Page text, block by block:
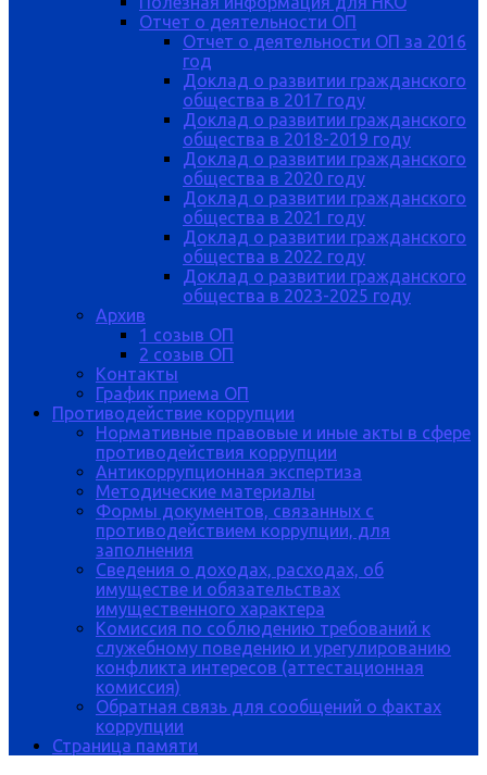
Отчет о деятельности ОП
Отчет о деятельности ОП за 2016
год
Доклад о развитии гражданского
общества в 2017 году
Доклад о развитии гражданского
общества в 2018-2019 году
Доклад о развитии гражданского
общества в 2020 году
Доклад о развитии гражданского
общества в 2021 году
Доклад о развитии гражданского
общества в 2022 году
Доклад о развитии гражданского
общества в 2023-2025 году
Архив
1 созыв ОП
2 созыв ОП
Контакты
График приема ОП
Противодействие коррупции
Нормативные правовые и иные акты в сфере
противодействия коррупции
Антикоррупционная экспертиза
Методические материалы
Формы документов, связанных с
противодействием коррупции, для
заполнения
Сведения о доходах, расходах, об
имуществе и обязательствах
имущественного характера
Комиссия по соблюдению требований к
служебному поведению и урегулированию
конфликта интересов (аттестационная
комиссия)
Обратная связь для сообщений о фактах
коррупции
Страница памяти